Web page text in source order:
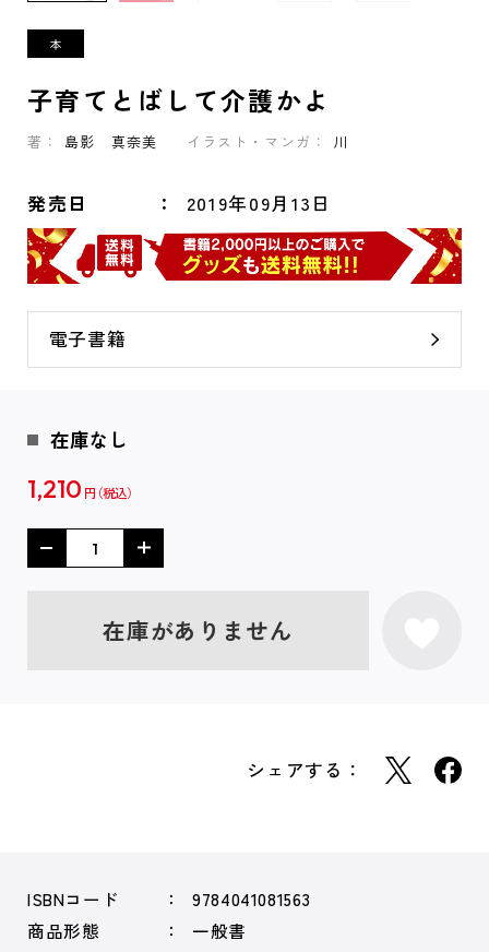
子育てとばして介護かよ
著： 島影 真奈美 イラスト・マンガ： 川
発売日 2019年09月13日
電子書籍
在庫なし
1,210 円
在庫がありません
シェアする：
ISBNコード
9784041081563
商品形態
一般書